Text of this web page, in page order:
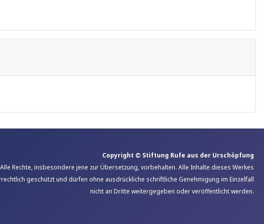
Copyright © Stiftung Rufe aus der Urschöpfung
Alle Rechte, insbesondere jene zur Übersetzung, vorbehalten. Alle Inhalte dieses Werkes
geschützt und dürfen ohne ausdrückliche schriftliche Genehmigung im Einzelfall
nicht an Dritte weitergegeben oder veröffentlicht werden.